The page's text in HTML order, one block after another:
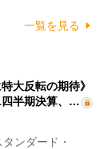
一覧を見る
大反転の期待》
四半期決算、…
ンダード・